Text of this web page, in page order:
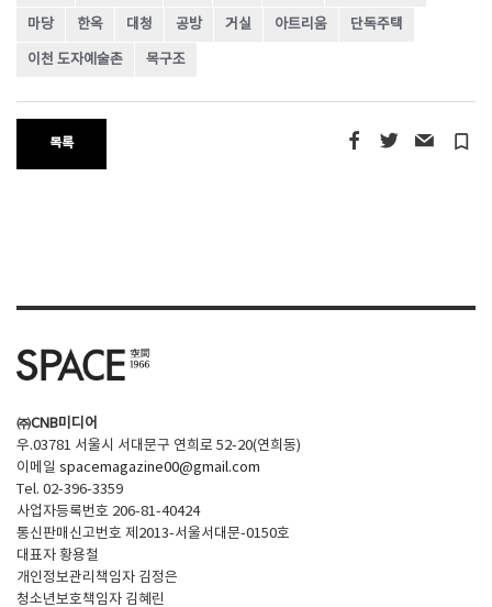
마당 한옥 대청 공방 거실 아트리움 단독주택
이천 도자예술촌 목구조
목록 turned_in_not
㈜CNB미디어
우.03781 서울시 서대문구 연희로 52-20(연희동)
이메일 spacemagazine00@gmail.com
Tel. 02-396-3359
사업자등록번호 206-81-40424
통신판매신고번호 제2013-서울서대문-0150호
대표자 황용철
개인정보관리책임자 김정은
청소년보호책임자 김혜린